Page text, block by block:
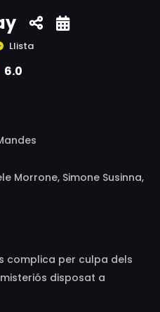
Llista
6.0
Morrone, Simone Susinna,
Ewa Kasprzyk,
Natasza Urbańska,
Natalia Siwiec, Karolina
Tomasz Karolak
complica per culpa dels
disposat a
d’ella.